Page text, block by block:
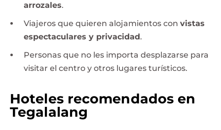
arrozales.
Viajeros que quieren alojamientos con vistas
espectaculares y privacidad .
Personas que no les importa desplazarse para
visitar el centro y otros lugares turísticos.
Hoteles recomendados en
Tegalalang